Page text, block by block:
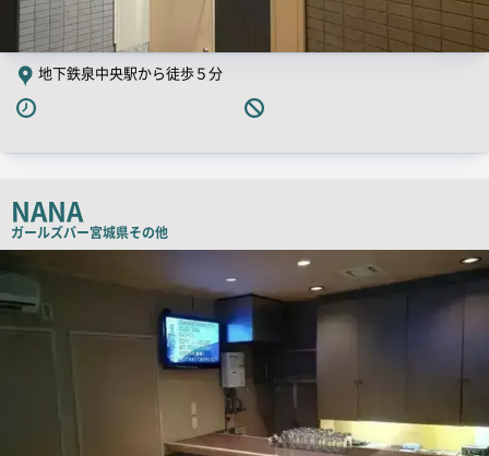
地下鉄泉中央駅から徒歩５分
NANA
ガールズバー宮城県その他
舗
画